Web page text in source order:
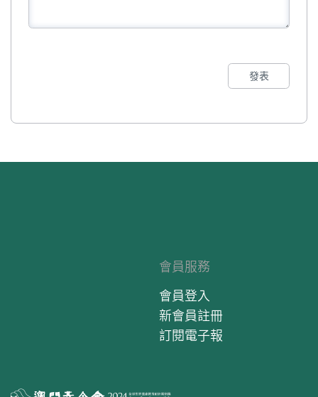
發表
會員服務
會員登入
新會員註冊
訂閱電子報